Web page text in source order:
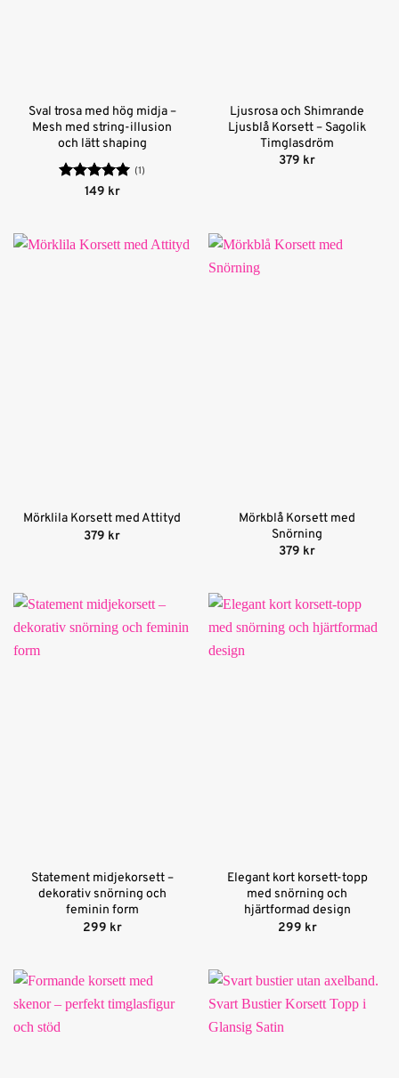
Sval trosa med hög midja –
Mesh med string-illusion
och lätt shaping
Betygsatt5
(1)
149 kr
Ljusrosa och Shimrande
Ljusblå Korsett – Sagolik
Timglasdröm
379 kr
Mörklila Korsett med Attityd
379 kr
Mörkblå Korsett med
Snörning
379 kr
Statement midjekorsett –
dekorativ snörning och
feminin form
299 kr
Elegant kort korsett-topp
med snörning och
hjärtformad design
299 kr